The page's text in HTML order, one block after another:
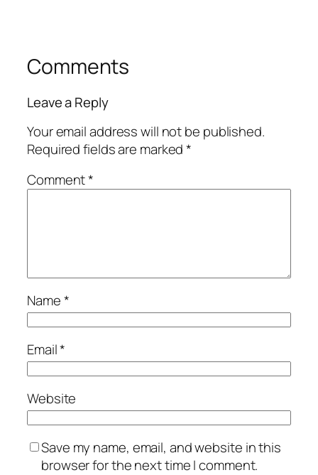
Comments
Leave a Reply
Your email address will not be published.
Required fields are marked*
Comment*
Name*
Email*
Website
Save my name, email, and website in this
browser for the next time I comment.